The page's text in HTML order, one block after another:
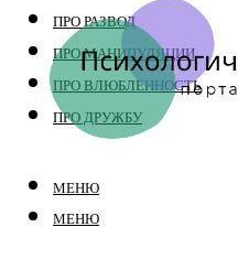
ПРО РАЗВОД
ПРО МАНИПУЛЯЦИИ
ПРО ВЛЮБЛЕННОСТЬ
ПРО ДРУЖБУ
МЕНЮ
МЕНЮ